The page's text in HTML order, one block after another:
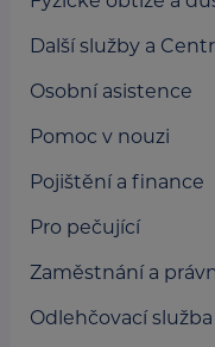
Další služby a
Osobní asistence
Pomoc v nouzi
Pojištění a finance
Pro pečující
Zaměstnání a
Odlehčovací služba